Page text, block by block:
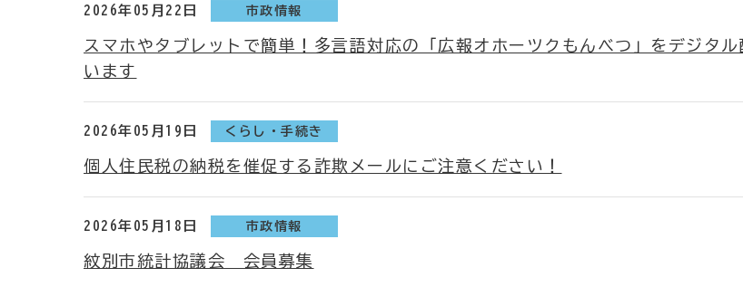
2026年05月22日 市政情報
スマホやタブレットで簡単！多言語対応の「広報オホーツクもんべつ」をデジタル
います
2026年05月19日 くらし・手続き
個人住民税の納税を催促する詐欺メールにご注意ください！
2026年05月18日 市政情報
紋別市統計協議会 会員募集